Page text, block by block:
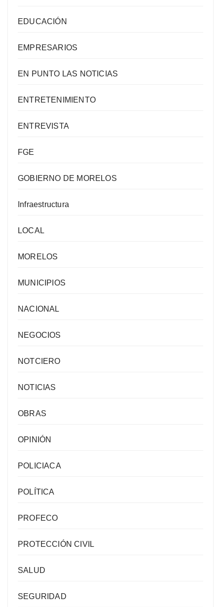
EDUCACIÓN
EMPRESARIOS
EN PUNTO LAS NOTICIAS
ENTRETENIMIENTO
ENTREVISTA
FGE
GOBIERNO DE MORELOS
Infraestructura
LOCAL
MORELOS
MUNICIPIOS
NACIONAL
NEGOCIOS
NOTCIERO
NOTICIAS
OBRAS
OPINIÓN
POLICIACA
POLÍTICA
PROFECO
PROTECCIÓN CIVIL
SALUD
SEGURIDAD